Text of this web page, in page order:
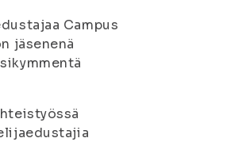
Campus
jäsenenä